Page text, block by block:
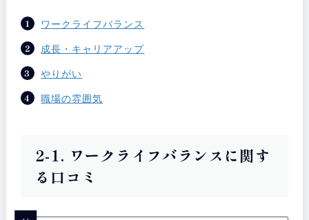
ワークライフバランス
成長・キャリアアップ
やりがい
職場の雰囲気
2-1. ワークライフバランスに関す
る口コミ